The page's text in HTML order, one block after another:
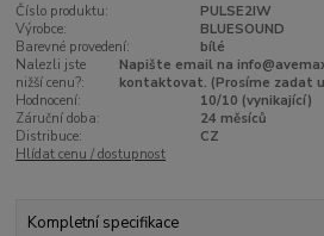
Číslo produktu:
PULSE2IW
Výrobce:
BLUESOUND
Barevné provedení:
bílé
Nalezli jste
nižší cenu?:
Napište email na
kontaktovat. (Prosíme zadat
Hodnocení:
10/10 (vynikající)
Záruční doba:
24 měsíců
Distribuce:
CZ
Hlídat cenu / dostupnost
Kompletní specifikace